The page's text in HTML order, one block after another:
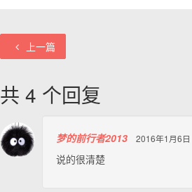
上一篇
共 4 个回复
梦的前行者2013 2016年1月6日
说的很清楚